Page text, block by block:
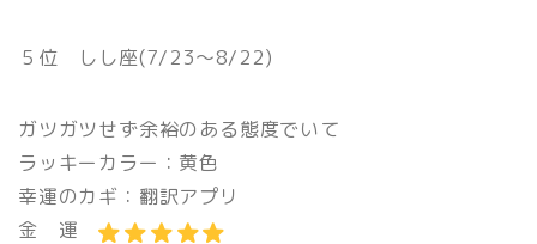
５位 しし座(7/23〜8/22)
ガツガツせず余裕のある態度でいて
ラッキーカラー：黄色
幸運のカギ：翻訳アプリ
金 運